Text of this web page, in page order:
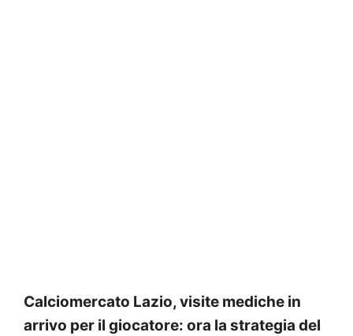
Calciomercato Lazio, visite mediche in
arrivo per il giocatore: ora la strategia del